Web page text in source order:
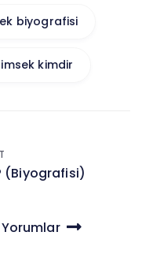
biyografisi
kimdir
(Biyografisi)